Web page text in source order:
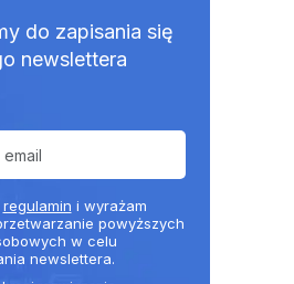
do zapisania się
newslettera
regulamin i wyrażam
powyższych
w celu
newslettera.